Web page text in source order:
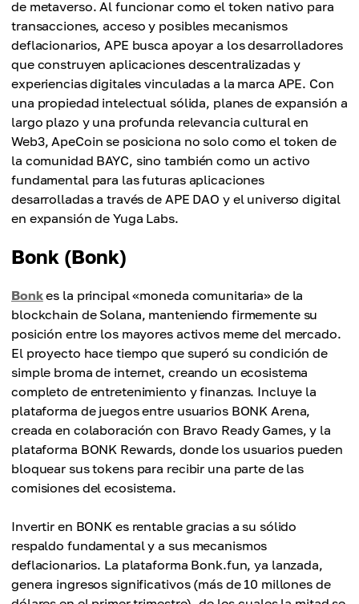
de metaverso. Al funcionar como el token nativo para
transacciones, acceso y posibles mecanismos
deflacionarios, APE busca apoyar a los desarrolladores
que construyen aplicaciones descentralizadas y
experiencias digitales vinculadas a la marca APE. Con
una propiedad intelectual sólida, planes de expansión a
largo plazo y una profunda relevancia cultural en
Web3, ApeCoin se posiciona no solo como el token de
la comunidad BAYC, sino también como un activo
fundamental para las futuras aplicaciones
desarrolladas a través de APE DAO y el universo digital
en expansión de Yuga Labs.
Bonk (Bonk)
Bonkes la principal «moneda comunitaria» de la
blockchain de Solana, manteniendo firmemente su
posición entre los mayores activos meme del mercado.
El proyecto hace tiempo que superó su condición de
simple broma de internet, creando un ecosistema
completo de entretenimiento y finanzas. Incluye la
plataforma de juegos entre usuarios BONK Arena,
creada en colaboración con Bravo Ready Games, y la
plataforma BONK Rewards, donde los usuarios pueden
bloquear sus tokens para recibir una parte de las
comisiones del ecosistema.
Invertir en BONK es rentable gracias a su sólido
respaldo fundamental y a sus mecanismos
deflacionarios. La plataforma Bonk.fun, ya lanzada,
genera ingresos significativos (más de 10 millones de